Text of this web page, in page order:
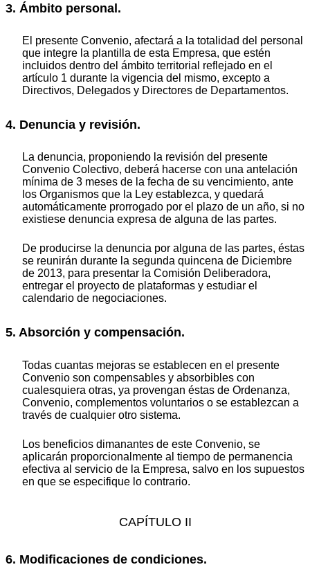
3. Ámbito personal.
El presente Convenio, afectará a la totalidad del personal
que integre la plantilla de esta Empresa, que estén
incluidos dentro del ámbito territorial reflejado en el
artículo 1 durante la vigencia del mismo, excepto a
Directivos, Delegados y Directores de Departamentos.
4. Denuncia y revisión.
La denuncia, proponiendo la revisión del presente
Convenio Colectivo, deberá hacerse con una antelación
mínima de 3 meses de la fecha de su vencimiento, ante
los Organismos que la Ley establezca, y quedará
automáticamente prorrogado por el plazo de un año, si no
existiese denuncia expresa de alguna de las partes.
De producirse la denuncia por alguna de las partes, éstas
se reunirán durante la segunda quincena de Diciembre
de 2013, para presentar la Comisión Deliberadora,
entregar el proyecto de plataformas y estudiar el
calendario de negociaciones.
5. Absorción y compensación.
Todas cuantas mejoras se establecen en el presente
Convenio son compensables y absorbibles con
cualesquiera otras, ya provengan éstas de Ordenanza,
Convenio, complementos voluntarios o se establezcan a
través de cualquier otro sistema.
Los beneficios dimanantes de este Convenio, se
aplicarán proporcionalmente al tiempo de permanencia
efectiva al servicio de la Empresa, salvo en los supuestos
en que se especifique lo contrario.
CAPÍTULO II
6. Modificaciones de condiciones.